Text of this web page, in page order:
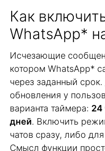
Как
WhatsApp*
Исчезающие
котором WhatsApp*
через заданный
обновления у
варианта таймера: 24
дней. Включить
чатов сразу, либо
Смысл функции